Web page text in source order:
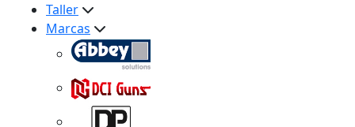
Taller
Marcas